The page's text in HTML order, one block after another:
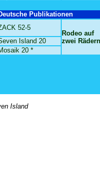
Publikationen
52-5
Rodeo auf
zwei Rädern
Island 20
20 *
Island